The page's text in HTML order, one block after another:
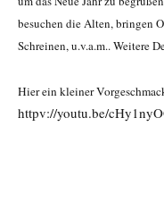
besuchen die Alten, bringen
Schreinen, u.v.a.m.. Weitere
Hier ein kleiner
httpv://youtu.be/